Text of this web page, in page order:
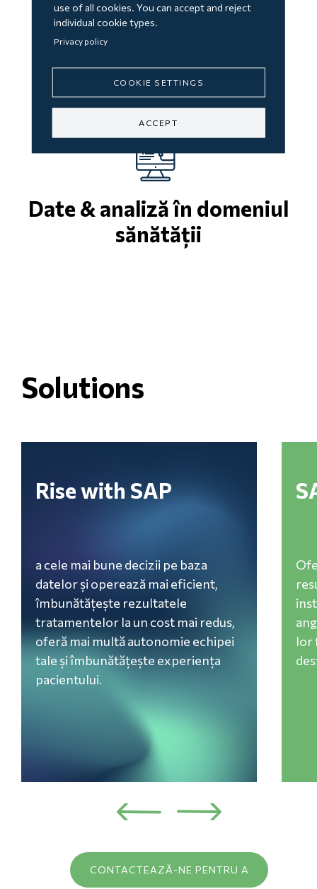
Experiența pacientului
Date & analiză în domeniul
sănătății
Solutions
Rise with SAP
a cele mai bune decizii pe baza
datelor și operează mai eficient,
îmbunătățește rezultatele
tratamentelor la un cost mai redus,
oferă mai multă autonomie echipei
tale și îmbunătățește experiența
pacientului.
lor
Anterior Următor
CONTACTEAZĂ-NE PENTRU A
use of all cookies. You can accept and reject
individual cookie types.
Privacy policy
COOKIE SETTINGS
ACCEPT